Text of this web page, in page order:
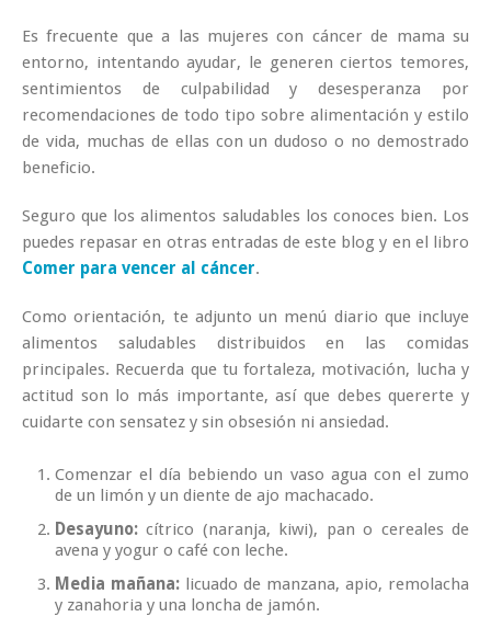
Es frecuente que a las mujeres con cáncer de mama su
entorno, intentando ayudar, le generen ciertos temores,
sentimientos de culpabilidad y desesperanza por
recomendaciones de todo tipo sobre alimentación y estilo
de vida, muchas de ellas con un dudoso o no demostrado
beneficio.
Seguro que los alimentos saludables los conoces bien. Los
puedes repasar en otras entradas de este blog y en el libro
Comer para vencer al cáncer.
Como orientación, te adjunto un menú diario que incluye
alimentos saludables distribuidos en las comidas
principales. Recuerda que tu fortaleza, motivación, lucha y
actitud son lo más importante, así que debes quererte y
cuidarte con sensatez y sin obsesión ni ansiedad.
Comenzar el día bebiendo un vaso agua con el zumo
de un limón y un diente de ajo machacado.
Desayuno: cítrico (naranja, kiwi), pan o cereales de
avena y yogur o café con leche.
Media mañana: licuado de manzana, apio, remolacha
y zanahoria y una loncha de jamón.